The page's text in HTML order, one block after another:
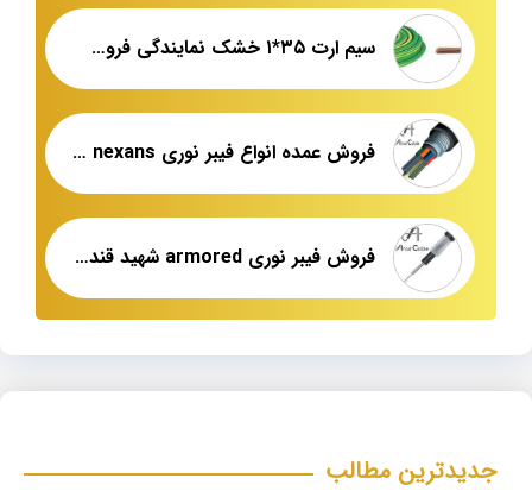
سیم ارت ۳۵*۱ خشک نمایندگی فروش عمده
فروش عمده انواع فیبر نوری armored nexans
فروش فیبر نوری armored شهید قندی یزد
جدیدترین مطالب